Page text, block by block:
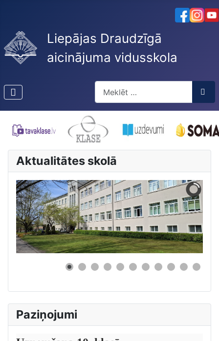
Liepājas Draudzīgā
aicinājuma vidusskola
Type 2 or more characters for
Aktualitātes skolā
Paziņojumi